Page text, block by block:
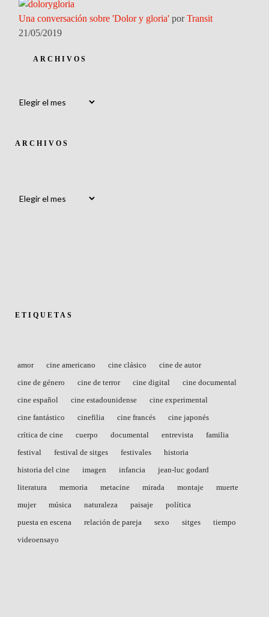
Una conversación sobre 'Dolor y gloria' porTransit
21/05/2019
ARCHIVOS
ARCHIVOS
ETIQUETAS
amor cine americano cine clásico
cine de autor
cine de género
cine de terror cine digital
cine documental
cine español
cine estadounidense
cine experimental
cine fantástico
cinefilia cine francés
cine japonés
crítica de cine
cuerpo documental entrevista
familia
festival
festival de sitges festivales
historia
historia del cine
imagen infancia
jean-luc godard
literatura
memoria metacine mirada montaje
muerte
mujer
música naturaleza paisaje
política
puesta en escena
relación de pareja sexo sitges
tiempo
videoensayo